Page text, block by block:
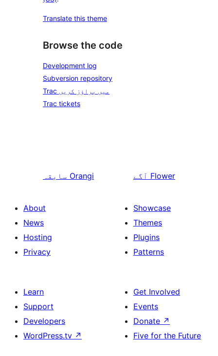
Translate this theme
Browse the code
Development log
Subversion repository
Trac میں براؤز کریں
Trac tickets
سابقہ Orangi آگے Flower
About
News
Hosting
Privacy
Showcase
Themes
Plugins
Patterns
Learn
Support
Developers
WordPress.tv ↗
Get Involved
Events
Donate ↗
Five for the Future